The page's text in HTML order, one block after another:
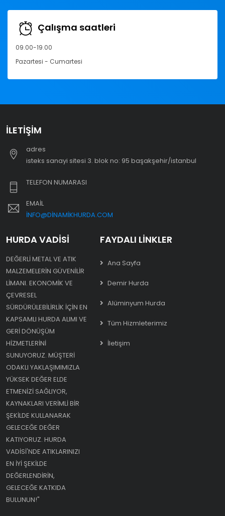
Çalışma saatleri
09.00-19.00
Pazartesi - Cumartesi
İLETIŞIM
adres
i̇steks sanayi sitesi 3. blok no: 95 başakşehir/i̇stanbul
TELEFON NUMARASI
EMAIL
INFO@DINAMIKHURDA.COM
HURDA VADISI
DEĞERLI METAL VE ATIK
MALZEMELERIN GÜVENILIR
LIMANI. EKONOMIK VE
ÇEVRESEL
SÜRDÜRÜLEBILIRLIK IÇIN EN
KAPSAMLI HURDA ALIMI VE
GERI DÖNÜŞÜM
HIZMETLERINI
SUNUYORUZ. MÜŞTERI
ODAKLI YAKLAŞIMIMIZLA
YÜKSEK DEĞER ELDE
ETMENIZI SAĞLIYOR,
KAYNAKLARI VERIMLI BIR
ŞEKILDE KULLANARAK
GELECEĞE DEĞER
KATIYORUZ. HURDA
VADISI'NDE ATIKLARINIZI
EN IYI ŞEKILDE
DEĞERLENDIRIN,
GELECEĞE KATKIDA
BULUNUN!"
FAYDALI LINKLER
Ana Sayfa
Demir Hurda
Alüminyum Hurda
Tüm Hizmleterimiz
İletişim